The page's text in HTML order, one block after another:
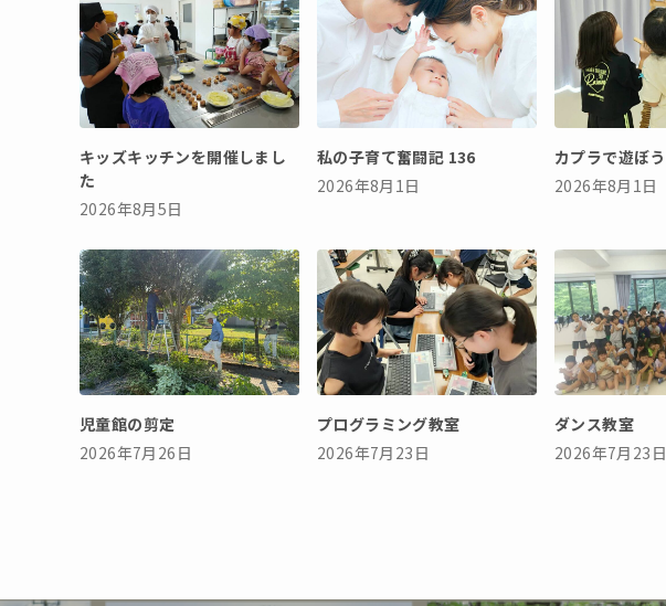
キッズキッチンを開催しまし
た
2026年8月5日
私の子育て奮闘記 136
2026年8月1日
カプラで遊ぼう
2026年8月1日
児童館の剪定
2026年7月26日
プログラミング教室
2026年7月23日
ダンス教室
2026年7月23日